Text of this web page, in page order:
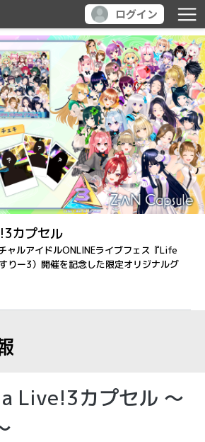
ログイン
カプセル
ャルアイドルONLINEライブフェス『Life
りー3）開催を記念した限定オリジナルグ
Live!3カプセル ～